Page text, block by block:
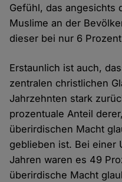
Gefühl, das angesichts
Muslime an der
dieser bei nur 6
Erstaunlich ist auch,
zentralen christlichen
Jahrzehnten stark
prozentuale Anteil
überirdischen Macht
geblieben ist. Bei einer
Jahren waren es 49
überirdische Macht